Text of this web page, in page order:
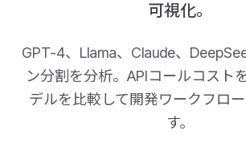
可視化。
GPT-4、Llama、Claude、
ン分割を分析。APIコールコスト
デルを比較して開発ワークフロ
す。